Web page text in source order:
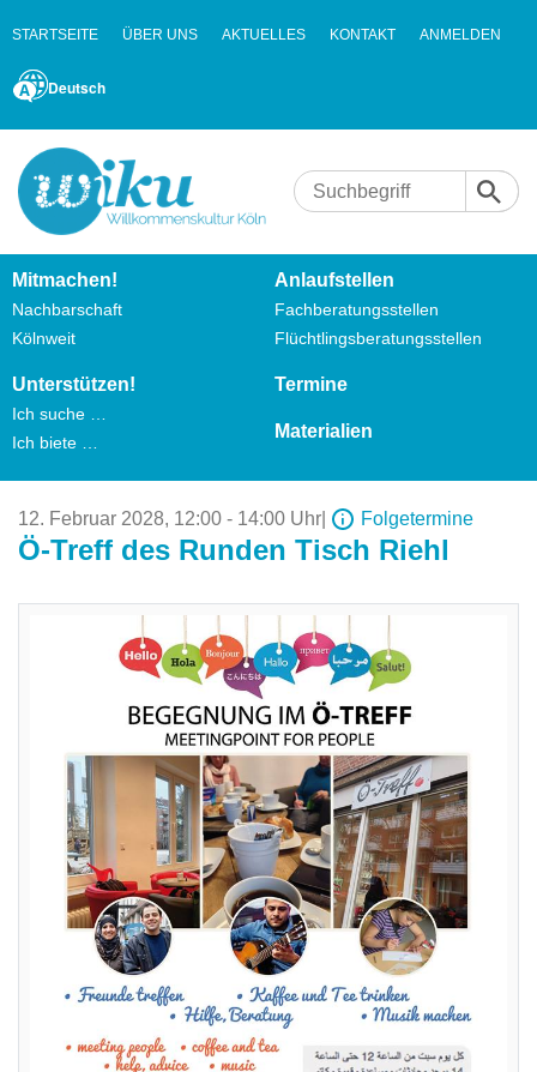
STARTSEITE ÜBER UNS AKTUELLES KONTAKT ANMELDEN
Deutsch
Mitmachen!
Nachbarschaft
Kölnweit
Anlaufstellen
Fachberatungsstellen
Flüchtlingsberatungsstellen
Unterstützen!
Ich suche …
Ich biete …
Termine
Materialien
12. Februar 2028, 12:00 - 14:00 Uhr Folgetermine
Ö-Treff des Runden Tisch Riehl